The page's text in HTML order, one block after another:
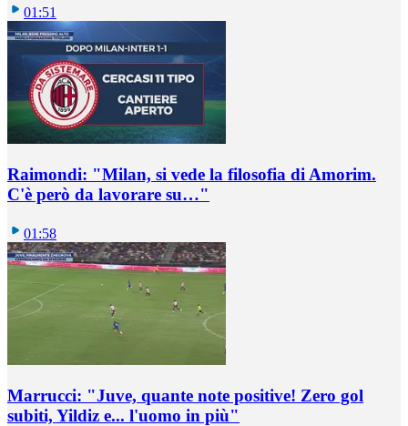
01:51
Raimondi: "Milan, si vede la filosofia di Amorim.
C'è però da lavorare su…"
01:58
Marrucci: "Juve, quante note positive! Zero gol
subiti, Yildiz e... l'uomo in più"